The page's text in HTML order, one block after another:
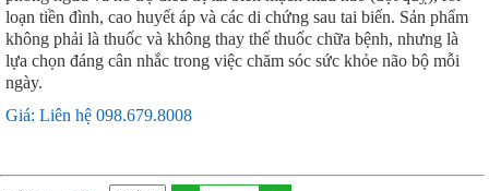
loạn tiền đình, cao huyết áp và các di chứng sau tai biến. Sản phẩm
không phải là thuốc và không thay thế thuốc chữa bệnh, nhưng là
lựa chọn đáng cân nhắc trong việc chăm sóc sức khỏe não bộ mỗi
ngày.
Giá: Liên hệ 098.679.8008